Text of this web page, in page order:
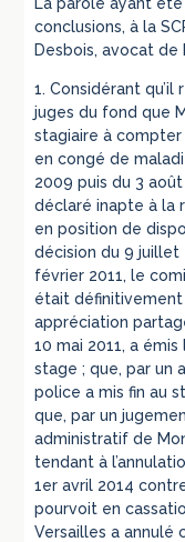
conclusions, à la
Desbois, avocat de
1. Considérant
juges du fond que
stagiaire à
en congé de
2009 puis du 3
déclaré inapte à la
en position de
décision du 9 juillet
février 2011, le
était définitivement
appréciation
10 mai 2011, a émis
stage ; que, par un
police a mis fin au
que, par un
administratif de
tendant à
1er avril 2014
pourvoit en
Versailles a annulé